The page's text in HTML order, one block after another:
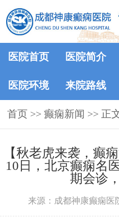
医院首页 医院简介
医院环境 来院路线
首页 >> 癫痫新闻 >> 正
【秋老虎来袭，癫
10日，北京癫痫名
期会诊
来源：成都神康癫痫医